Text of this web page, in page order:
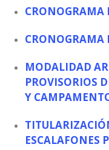
CRONOGRAMA
CRONOGRAMA
MODALIDAD
PROVISORIOS
Y
ESCALAFONES